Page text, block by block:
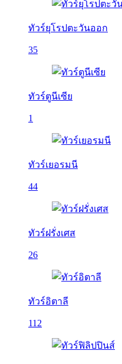
ทัวร์ยุโรปตะวันออก
35
ทัวร์ตูนีเซีย
1
ทัวร์เยอรมนี
44
ทัวร์ฝรั่งเศส
26
ทัวร์อิตาลี
112